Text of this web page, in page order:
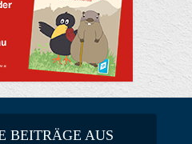
BEITRÄGE AUS